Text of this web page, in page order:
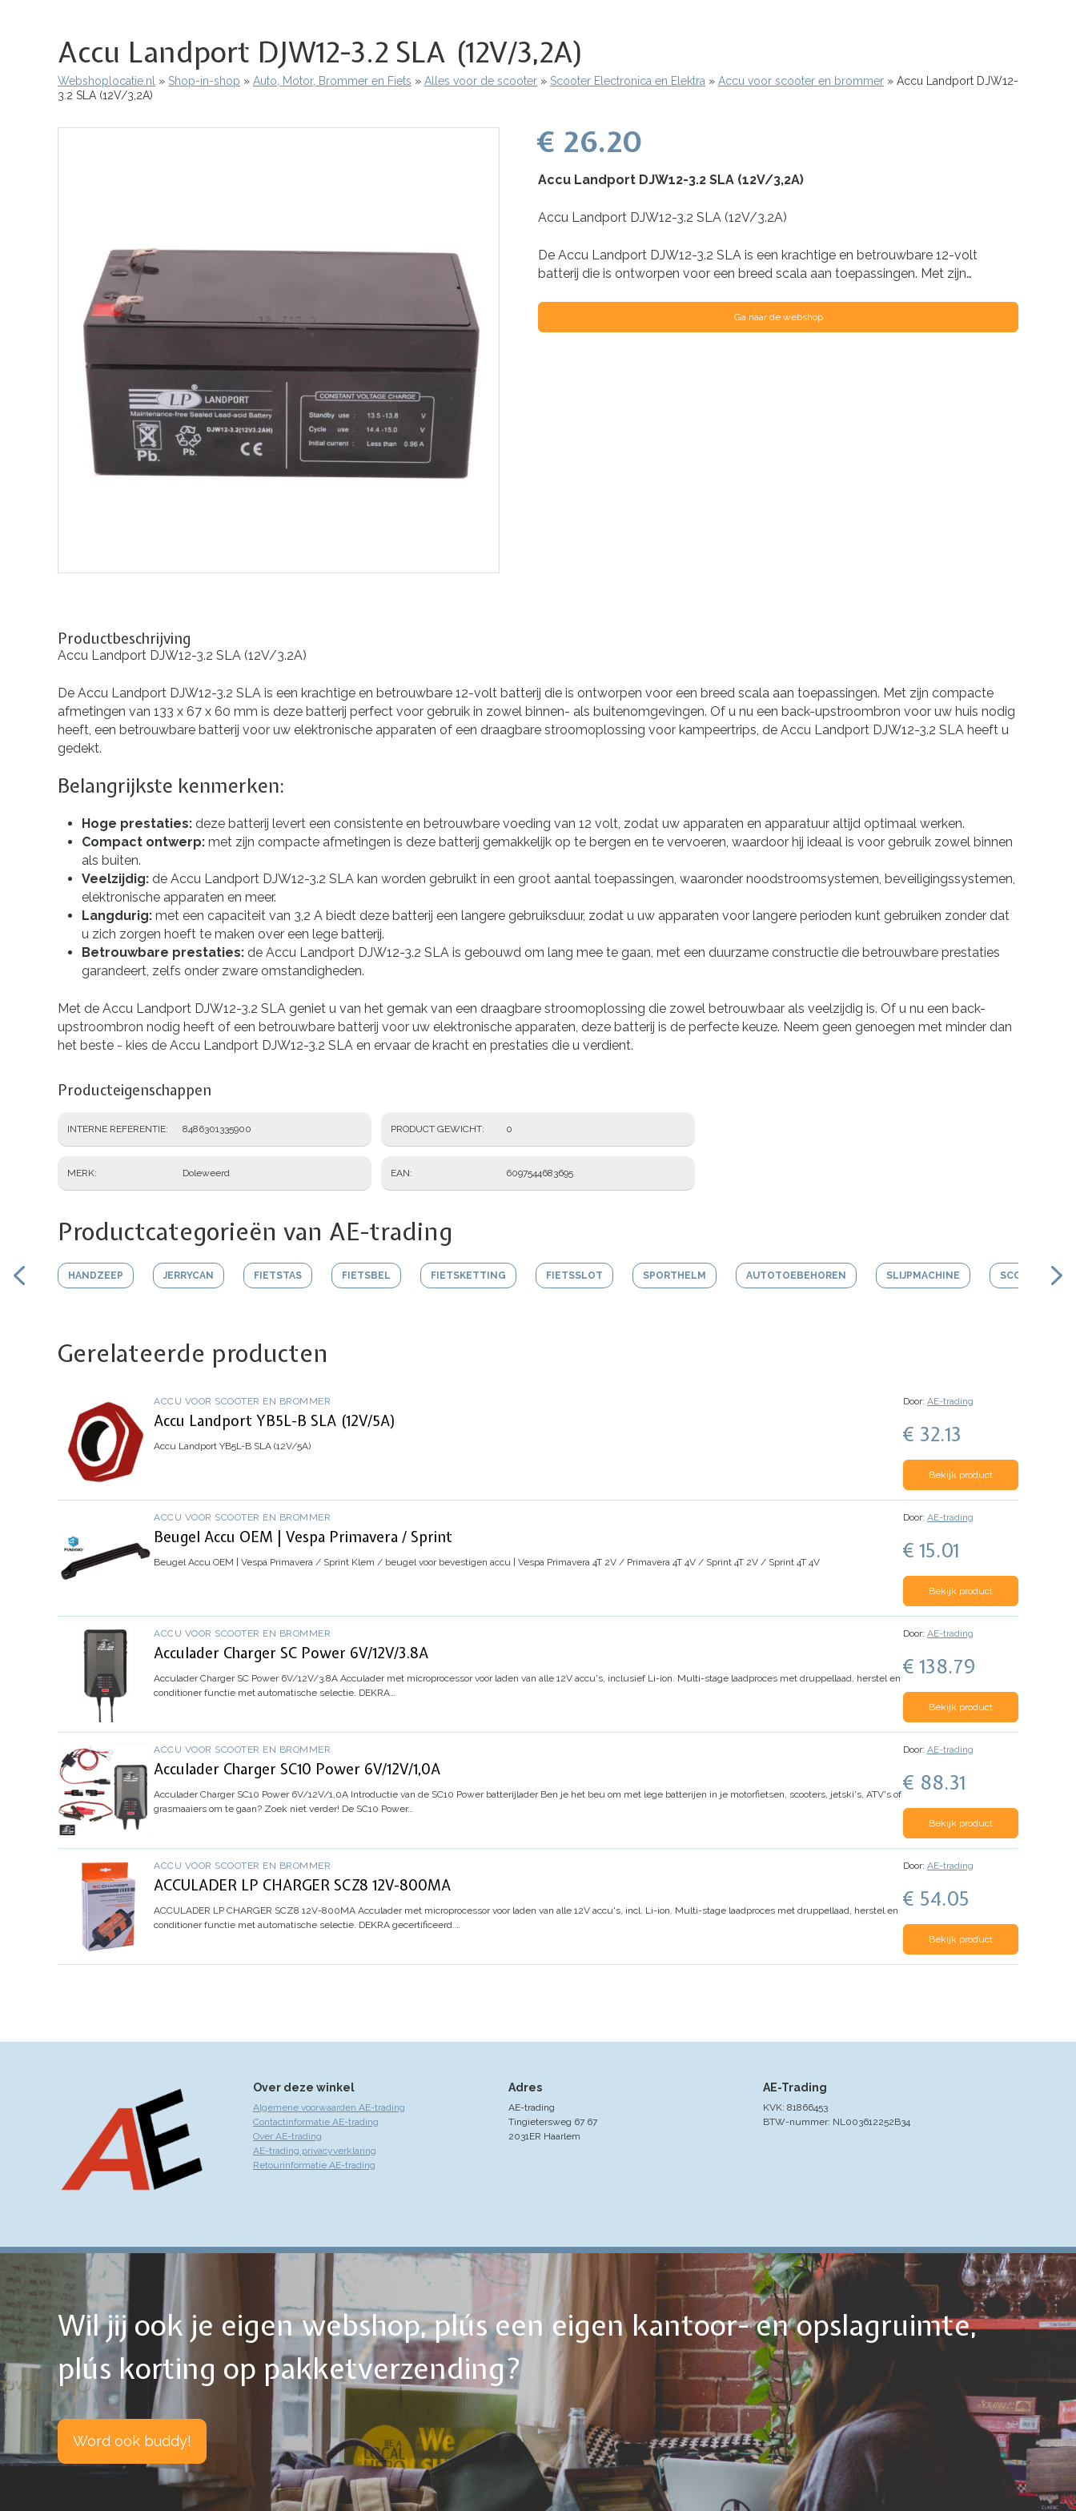
Accu Landport DJW12-3.2 SLA (12V/3,2A)
Kruimelpad
Webshoplocatie.nl Shop-in-shop Auto, Motor, Brommer en Fiets Alles voor de scooter Scooter Electronica en Elektra Accu voor scooter en brommer
Accu Landport DJW12-
3.2 SLA (12V/3,2A)
€ 26.20
Accu Landport DJW12-3.2 SLA (12V/3,2A)
Accu Landport DJW12-3.2 SLA (12V/3.2A)
De Accu Landport DJW12-3.2 SLA is een krachtige en betrouwbare 12-volt
batterij die is ontworpen voor een breed scala aan toepassingen. Met zijn…
Ga naar de webshop
Productbeschrijving
Accu Landport DJW12-3.2 SLA (12V/3.2A)
De Accu Landport DJW12-3.2 SLA is een krachtige en betrouwbare 12-volt batterij die is ontworpen voor een breed scala aan toepassingen. Met zijn compacte
afmetingen van 133 x 67 x 60 mm is deze batterij perfect voor gebruik in zowel binnen- als buitenomgevingen. Of u nu een back-upstroombron voor uw huis nodig
heeft, een betrouwbare batterij voor uw elektronische apparaten of een draagbare stroomoplossing voor kampeertrips, de Accu Landport DJW12-3.2 SLA heeft u
gedekt.
Belangrijkste kenmerken:
Hoge prestaties: deze batterij levert een consistente en betrouwbare voeding van 12 volt, zodat uw apparaten en apparatuur altijd optimaal werken.
Compact ontwerp: met zijn compacte afmetingen is deze batterij gemakkelijk op te bergen en te vervoeren, waardoor hij ideaal is voor gebruik zowel binnen
als buiten.
Veelzijdig: de Accu Landport DJW12-3.2 SLA kan worden gebruikt in een groot aantal toepassingen, waaronder noodstroomsystemen, beveiligingssystemen,
elektronische apparaten en meer.
Langdurig: met een capaciteit van 3,2 A biedt deze batterij een langere gebruiksduur, zodat u uw apparaten voor langere perioden kunt gebruiken zonder dat
u zich zorgen hoeft te maken over een lege batterij.
Betrouwbare prestaties: de Accu Landport DJW12-3.2 SLA is gebouwd om lang mee te gaan, met een duurzame constructie die betrouwbare prestaties
garandeert, zelfs onder zware omstandigheden.
Met de Accu Landport DJW12-3.2 SLA geniet u van het gemak van een draagbare stroomoplossing die zowel betrouwbaar als veelzijdig is. Of u nu een back-
upstroombron nodig heeft of een betrouwbare batterij voor uw elektronische apparaten, deze batterij is de perfecte keuze. Neem geen genoegen met minder dan
het beste - kies de Accu Landport DJW12-3.2 SLA en ervaar de kracht en prestaties die u verdient.
Producteigenschappen
INTERNE REFERENTIE 8486301335900
MERK Doleweerd
PRODUCT GEWICHT 0
EAN 6097544683695
Productcategorieën van AE-trading
HANDZEEP JERRYCAN FIETSTAS FIETSBEL FIETSKETTING FIETSSLOT SPORTHELM AUTOTOEBEHOREN SLIJPMACHINE SCOOTER
Gerelateerde producten
ACCU VOOR SCOOTER EN BROMMER
Accu Landport YB5L-B SLA (12V/5A)
Accu Landport YB5L-B SLA (12V/5A)
Door: AE-trading
€ 32.13
Bekijk product
ACCU VOOR SCOOTER EN BROMMER
Beugel Accu OEM | Vespa Primavera / Sprint
Beugel Accu OEM | Vespa Primavera / Sprint Klem / beugel voor bevestigen accu | Vespa Primavera 4T 2V / Primavera 4T 4V / Sprint 4T 2V / Sprint 4T 4V
Door: AE-trading
€ 15.01
Bekijk product
ACCU VOOR SCOOTER EN BROMMER
Acculader Charger SC Power 6V/12V/3.8A
Acculader Charger SC Power 6V/12V/3.8A Acculader met microprocessor voor laden van alle 12V accu's, inclusief Li-ion. Multi-stage laadproces met druppellaad, herstel en
conditioner functie met automatische selectie. DEKRA…
Door: AE-trading
€ 138.79
Bekijk product
ACCU VOOR SCOOTER EN BROMMER
Acculader Charger SC10 Power 6V/12V/1,0A
Acculader Charger SC10 Power 6V/12V/1,0A Introductie van de SC10 Power batterijlader Ben je het beu om met lege batterijen in je motorfietsen, scooters, jetski's, ATV's of
grasmaaiers om te gaan? Zoek niet verder! De SC10 Power…
Door: AE-trading
€ 88.31
Bekijk product
ACCU VOOR SCOOTER EN BROMMER
ACCULADER LP CHARGER SCZ8 12V-800MA
ACCULADER LP CHARGER SCZ8 12V-800MA Acculader met microprocessor voor laden van alle 12V accu's, incl. Li-ion. Multi-stage laadproces met druppellaad, herstel en
conditioner functie met automatische selectie. DEKRA gecertificeerd.…
Door: AE-trading
€ 54.05
Bekijk product
Over deze winkel
Algemene voorwaarden AE-trading
Contactinformatie AE-trading
Over AE-trading
AE-trading privacyverklaring
Retourinformatie AE-trading
Adres
AE-trading
Tingietersweg 67 67
2031ER Haarlem
AE-Trading
KVK: 81866453
BTW-nummer: NL003612252B34
Wil jij ook je eigen webshop, plús een eigen kantoor- en opslagruimte,
plús korting op pakketverzending?
Word ook buddy!